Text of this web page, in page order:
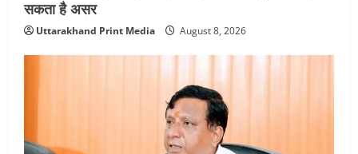
सकता है असर
Uttarakhand Print Media August 8, 2026